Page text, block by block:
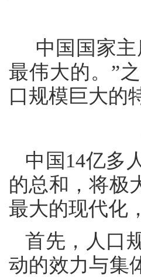
中国国家
最伟大的。”
口规模巨大的
中国14亿多
的总和，将极
最大的现代化
首先，人口
动的效力与集